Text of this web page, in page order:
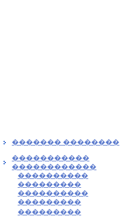
������� ��������
�����������
������������
����������
���������
����������
���������
���������